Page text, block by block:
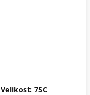
Velikost: 75C